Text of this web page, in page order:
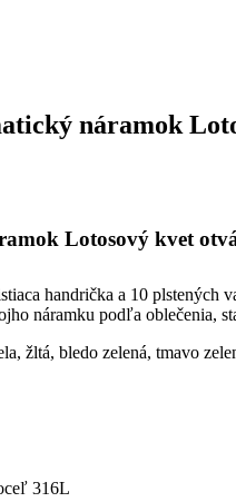
náramok
Lotosový kvet
handrička a 10
náramku podľa oblečenia,
žltá, bledo zelená, tmavo
316L